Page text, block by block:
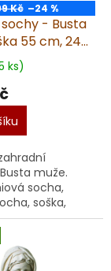
Kč –24 %
- Busta
55 cm, 24
ks)
muže.
socha,
soška,
je
pro zahradu.
ČR z